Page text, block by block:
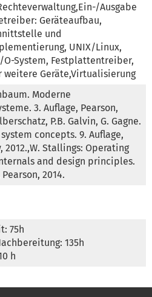
Ausgabe
Geräteaufbau,
und
UNIX/Linux,
O-System, Festplattentreiber,
weitere Geräte,Virtualisierung
Moderne
3. Auflage, Pearson,
P.B. Galvin, G. Gagne.
concepts. 9. Auflage,
2012.,W. Stallings: Operating
and design principles.
2014.
75h
135h
h